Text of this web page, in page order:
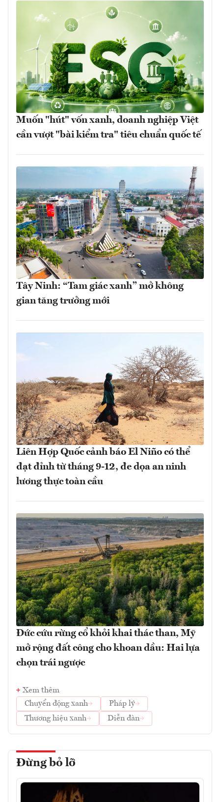
Muốn "hút" vốn xanh, doanh nghiệp Việt
cần vượt "bài kiểm tra" tiêu chuẩn quốc tế
Tây Ninh: “Tam giác xanh” mở không
gian tăng trưởng mới
Liên Hợp Quốc cảnh báo El Niño có thể
đạt đỉnh từ tháng 9-12, đe dọa an ninh
lương thực toàn cầu
Đức cứu rừng cổ khỏi khai thác than, Mỹ
mở rộng đất công cho khoan dầu: Hai lựa
chọn trái ngược
Xem thêm
Chuyển động xanh
Pháp lý
Thương hiệu xanh
Diễn đàn
Đừng bỏ lỡ